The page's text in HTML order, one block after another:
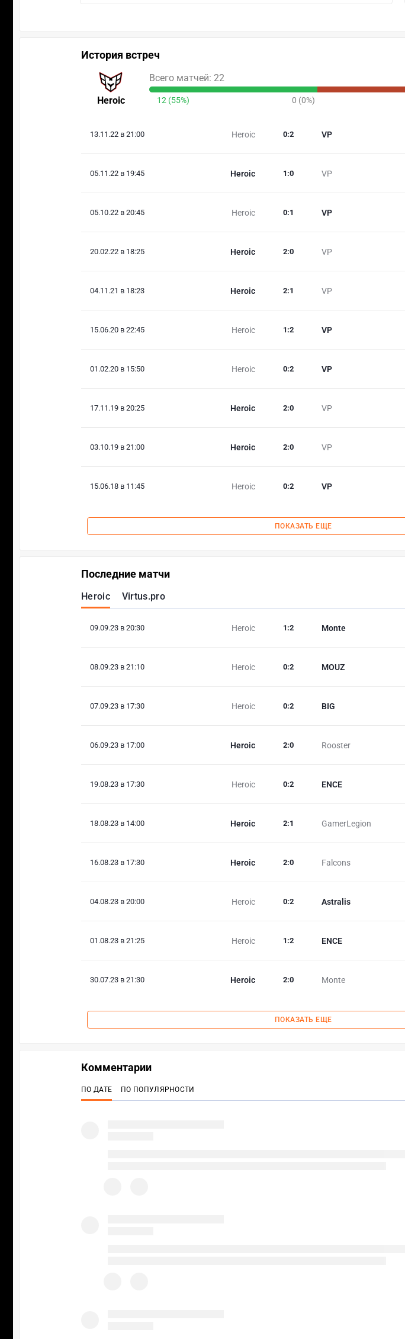
История встреч
Heroic
Всего матчей: 22
12 (55%) 0 (0%)
13.11.22 в 21:00 Heroic VP
0:2
05.11.22 в 19:45 Heroic VP
1 :0
05.10.22 в 20:45 Heroic VP
0:1
20.02.22 в 18:25 Heroic VP
2:0
04.11.21 в 18:23 Heroic VP
2:1
15.06.20 в 22:45 Heroic VP
1 :2
01.02.20 в 15:50 Heroic VP
0:2
17.11.19 в 20:25 Heroic VP
2:0
03.10.19 в 21:00 Heroic VP
2:0
15.06.18 в 11:45 Heroic VP
0:2
ПОКАЗАТЬ ЕЩЕ
Последние матчи
Heroic Virtus.pro
09.09.23 в 20:30 Heroic Monte
1 :2
08.09.23 в 21:10 Heroic MOUZ
0:2
07.09.23 в 17:30 Heroic BIG
0:2
06.09.23 в 17:00 Heroic Rooster
2:0
19.08.23 в 17:30 Heroic ENCE
0:2
18.08.23 в 14:00 Heroic GamerLegion
2:1
16.08.23 в 17:30 Heroic Falcons
2:0
04.08.23 в 20:00 Heroic Astralis
0:2
01.08.23 в 21:25 Heroic ENCE
1 :2
30.07.23 в 21:30 Heroic Monte
2:0
ПОКАЗАТЬ ЕЩЕ
Комментарии
ПО ДАТЕ ПО ПОПУЛЯРНОСТИ